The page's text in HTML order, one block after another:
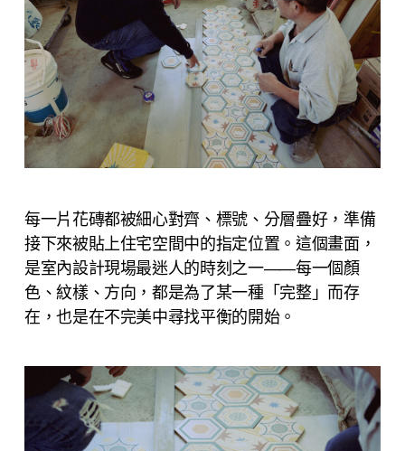
每一片花磚都被細心對齊、標號、分層疊好，準備
接下來被貼上住宅空間中的指定位置。這個畫面，
是室內設計現場最迷人的時刻之一——每一個顏
色、紋樣、方向，都是為了某一種「完整」而存
在，也是在不完美中尋找平衡的開始。